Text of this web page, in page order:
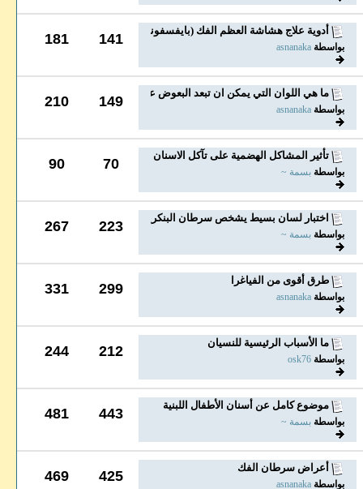
أدوية علاج هشاشة العظم الفك (بايفسفونيت ).. مالها...
بواسطة asnanaka
141
181
ما هي اللوان التي يمكن ان تبعد البعوض عن لدغ جلدك
بواسطة asnanaka
149
210
تأثير المشاكل الهضمية على تآكل الاسنان
بواسطة بسمة ~ 70
90
اختبار لسان بسيط يشخص سرطان البنكرياس قبل ظهور...
بواسطة بسمة ~ 223
267
طرق أقوى من الفياغرا
بواسطة asnanaka
299
331
ما الأسباب الرئيسية للنسيان
بواسطة osk76
212
244
موضوع كامل عن أسنان الأطفال اللبنية
بواسطة بسمة ~ 443
481
أعراض سرطان الفك
بواسطة asnanaka
425
469